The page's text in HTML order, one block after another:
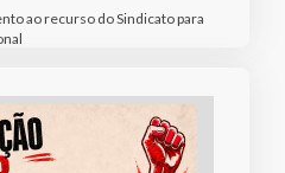
ao recurso do Sindicato para